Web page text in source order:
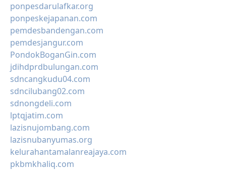
ponpesdarulafkar.org
ponpeskejapanan.com
pemdesbandengan.com
pemdesjangur.com
PondokBoganGin.com
jdihdprdbulungan.com
sdncangkudu04.com
sdncilubang02.com
sdnongdeli.com
lptqjatim.com
lazisnujombang.com
lazisnubanyumas.org
kelurahantamalanreajaya.com
pkbmkhaliq.com